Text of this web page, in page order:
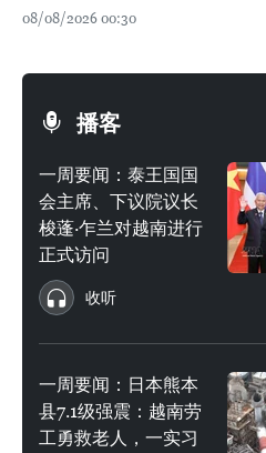
08/08/2026 00:30
播客
一周要闻：泰王国国
会主席、下议院议长
梭蓬·乍兰对越南进行
正式访问
收听
一周要闻：日本熊本
县7.1级强震：越南劳
工勇救老人，一实习